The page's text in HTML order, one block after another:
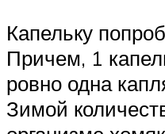
Капельку
Причем, 1
ровно одна
Зимой